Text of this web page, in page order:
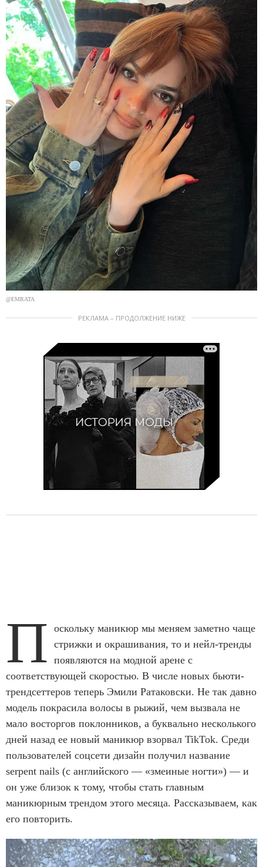
@EMRATA
РЕКЛАМА – ПРОДОЛЖЕНИЕ НИЖЕ
П оскольку маникюр мы меняем заметно чаще
стрижки и окрашивания, то и нейл-тренды
появляются на модной арене с
соответствующей скоростью. В числе новых бьюти-
трендсеттеров теперь Эмили Ратаковски. Не так давно
модель покрасила волосы в рыжий, чем вызвала не
мало восторгов поклонников, а буквально несколького
дней назад ее новый маникюр взорвал TikTok. Среди
пользователей соцсети дизайн получил название
serpent nails (с английского — «змеиные ногти») — и
он уже близок к тому, чтобы стать главным
маникюрным трендом этого месяца. Рассказываем, как
его повторить.